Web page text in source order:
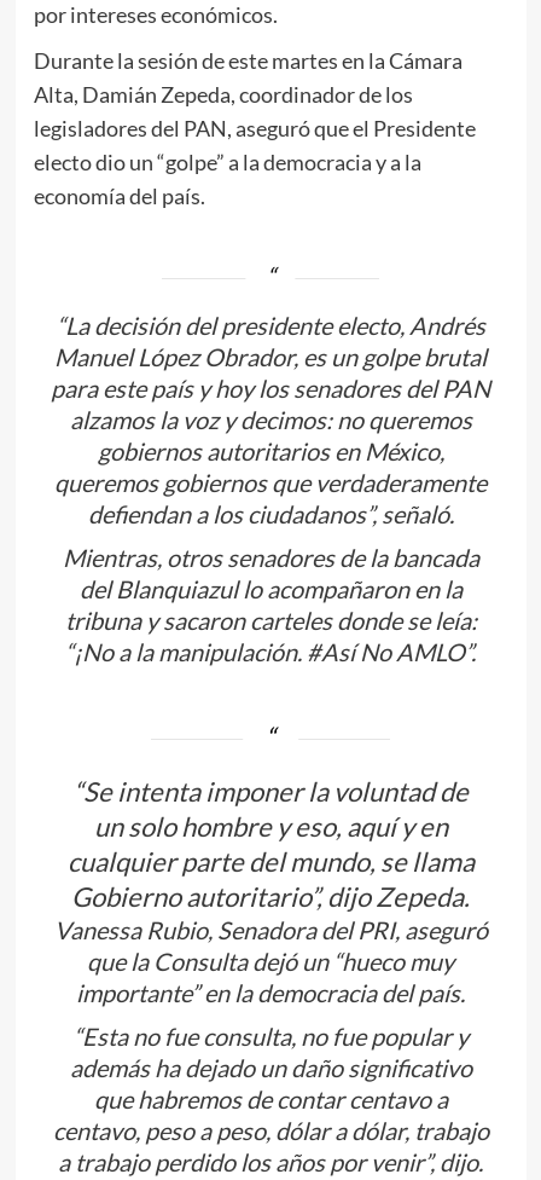
por intereses económicos.
Durante la sesión de este martes en la Cámara
Alta, Damián Zepeda, coordinador de los
legisladores del PAN, aseguró que el Presidente
electo dio un “golpe” a la democracia y a la
economía del país.
“La decisión del presidente electo, Andrés
Manuel López Obrador, es un golpe brutal
para este país y hoy los senadores del PAN
alzamos la voz y decimos: no queremos
gobiernos autoritarios en México,
queremos gobiernos que verdaderamente
defiendan a los ciudadanos”, señaló.
Mientras, otros senadores de la bancada
del Blanquiazul lo acompañaron en la
tribuna y sacaron carteles donde se leía:
“¡No a la manipulación. #Así No AMLO”.
“Se intenta imponer la voluntad de
un solo hombre y eso, aquí y en
cualquier parte del mundo, se llama
Gobierno autoritario”, dijo Zepeda.
Vanessa Rubio, Senadora del PRI, aseguró
que la Consulta dejó un “hueco muy
importante” en la democracia del país.
“Esta no fue consulta, no fue popular y
además ha dejado un daño significativo
que habremos de contar centavo a
centavo, peso a peso, dólar a dólar, trabajo
a trabajo perdido los años por venir”, dijo.